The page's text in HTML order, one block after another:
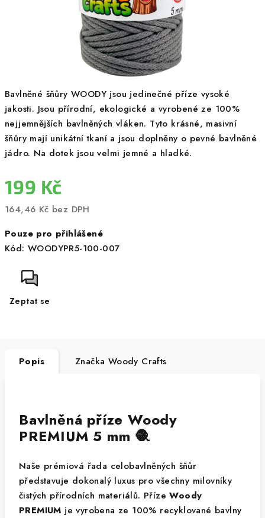
Bavlněné šňůry WOODY jsou jedinečné příze vysoké
jakosti. Jsou přírodní, ekologické a vyrobené ze 100%
nejjemnějších bavlněných vláken. Tyto krásné, masivní
šňůry mají unikátní tkaní a jsou doplněny o pevné bavlněné
jádro. Na dotek jsou velmi jemné a hladké.
199 Kč
164,46 Kč bez DPH
cena:
Pouze pro přihlášené
Kód: WOODYPR5-100-007
Zeptat se
Popis Značka Woody Crafts
Bavlněná příze Woody
PREMIUM 5 mm 🧶
Naše prémiová řada celobavlněných šňůr
představuje dokonalý luxus pro všechny milovníky
čistých přírodních materiálů. PřízeWoody
PREMIUM je vyrobena ze 100% recyklované bavlny